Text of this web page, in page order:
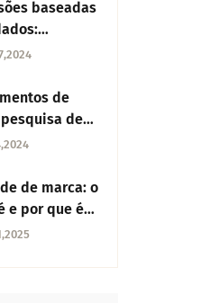
baseadas
de
de
de marca: o
e por que é